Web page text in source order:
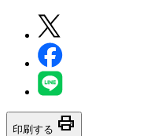
印刷する print